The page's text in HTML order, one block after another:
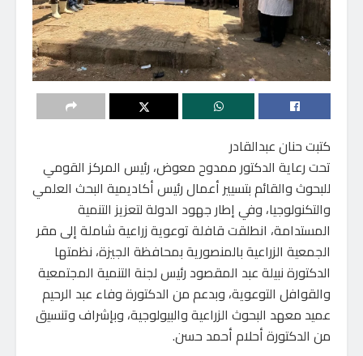
كتبت حنان عبدالقادر
تحت رعاية الدكتور ممدوح معوض، رئيس المركز القومي
للبحوث والقائم بتسيير أعمال رئيس أكاديمية البحث العلمي
والتكنولوجيا، وفي إطار جهود الدولة لتعزيز التنمية
المستدامة، انطلقت قافلة توعوية زراعية شاملة إلى مقر
الجمعية الزراعية بالمنصورية بمحافظة الجيزة، نظمتها
الدكتورة نبيلة عبد المقصود رئيس لجنة التنمية المجتمعية
والقوافل التوعوية، وبدعم من الدكتورة وفاء عبد الرحيم
عميد معهد البحوث الزراعية والبيولوجية، وبإشراف وتنسيق
من الدكتورة أحلام أحمد حسن.